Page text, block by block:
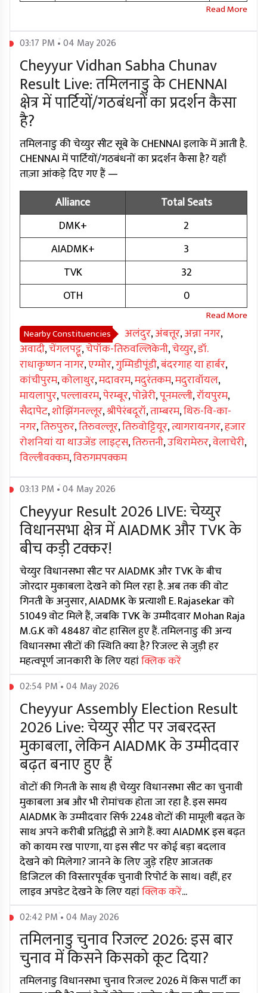
03:17 PM • 04 May 2026
Cheyyur Vidhan Sabha Chunav
Result Live: तमिलनाडु के CHENNAI
क्षेत्र में पार्टियों/गठबंधनों का प्रदर्शन कैसा
है?
तमिलनाडु की चेय्युर सीट सूबे के CHENNAI इलाके में आती है.
CHENNAI में पार्टियों/गठबंधनों का प्रदर्शन कैसा है? यहाँ
ताज़ा आंकड़े दिए गए हैं —
Alliance
Total Seats
DMK+
2
AIADMK+
3
TVK
32
OTH
0
Nearby Constituencies अलंदुर,अंबत्तूर,अन्ना नगर,
अवादी,चेंगलपट्टू,चेपॉक-तिरुवल्लिकेनी,चेय्युर,डॉ.
राधाकृष्णन नागर,एग्मोर,गुम्मिडीपूंडी,बंदरगाह या हार्बर,
कांचीपुरम,कोलाथुर,मदावरम,मदुरंतकम,मदुरावॉयल,
मायलापुर,पल्लावरम,पेरम्बूर,पोन्नेरी,पूनमल्ली,रॉयपुरम,
सैदापेट,शोझिंगनल्लूर,श्रीपेरंबदूरॉ,ताम्बरम,थिरु-वि-का-
नगर,तिरुपुरुर,तिरुवल्लूर,तिरुवोट्टियूर,त्यागरायनगर,हजार
रोशनियां या थाउजेंड लाइट्स,तिरुत्तनी,उथिरामेरुर,वेलाचेरी,
विल्लीवक्कम,विरुगमपक्कम
03:13 PM • 04 May 2026
Cheyyur Result 2026 LIVE: चेय्युर
विधानसभा क्षेत्र में AIADMK और TVK के
बीच कड़ी टक्कर!
चेय्युर विधानसभा सीट पर AIADMK और TVK के बीच
जोरदार मुकाबला देखने को मिल रहा है. अब तक की वोट
गिनती के अनुसार, AIADMK के प्रत्याशी E. Rajasekar को
51049 वोट मिले हैं, जबकि TVK के उम्मीदवार Mohan Raja
M.G.K को 48487 वोट हासिल हुए हैं. तमिलनाडु की अन्य
विधानसभा सीटों की स्थिति क्या है? रिजल्ट से जुड़ी हर
महत्वपूर्ण जानकारी के लिए यहांक्लिक करें
02:54 PM • 04 May 2026
Cheyyur Assembly Election Result
2026 Live: चेय्युर सीट पर जबरदस्त
मुकाबला, लेकिन AIADMK के उम्मीदवार
बढ़त बनाए हुए हैं
वोटों की गिनती के साथ ही चेय्युर विधानसभा सीट का चुनावी
मुकाबला अब और भी रोमांचक होता जा रहा है. इस समय
AIADMK के उम्मीदवार सिर्फ 2248 वोटों की मामूली बढ़त के
साथ अपने करीबी प्रतिद्वंद्वी से आगे हैं. क्या AIADMK इस बढ़त
को कायम रख पाएगा, या इस सीट पर कोई बड़ा बदलाव
देखने को मिलेगा? जानने के लिए जुड़े रहिए आजतक
डिजिटल की विस्तारपूर्वक चुनावी रिपोर्ट के साथ। वहीं, हर
लाइव अपडेट देखने के लिए यहांक्लिक करें...
02:42 PM • 04 May 2026
तमिलनाडु चुनाव रिजल्ट 2026: इस बार
चुनाव में किसने किसको कूट दिया?
तमिलनाडु विधानसभा चुनाव रिजल्ट 2026 में किस पार्टी का